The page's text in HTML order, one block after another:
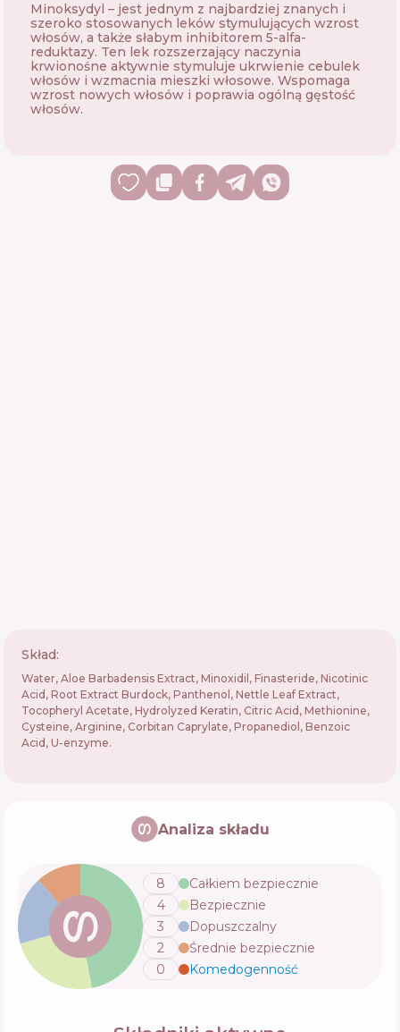
Minoksydyl – jest jednym z najbardziej znanych i
szeroko stosowanych leków stymulujących wzrost
włosów, a także słabym inhibitorem 5-alfa-
reduktazy. Ten lek rozszerzający naczynia
krwionośne aktywnie stymuluje ukrwienie cebulek
włosów i wzmacnia mieszki włosowe. Wspomaga
wzrost nowych włosów i poprawia ogólną gęstość
włosów.
Skład:
Water, Aloe Barbadensis Extract, Minoxidil, Finasteride, Nicotinic
Acid, Root Extract Burdock, Panthenol, Nettle Leaf Extract,
Tocopheryl Acetate, Hydrolyzed Keratin, Citric Acid, Methionine,
Cysteine, Arginine, Corbitan Caprylate, Propanediol, Benzoic
Acid, U-enzyme.
Analiza składu
8
Całkiem bezpiecznie
4
Bezpiecznie
3
Dopuszczalny
2
Średnie bezpiecznie
0
Komedogenność